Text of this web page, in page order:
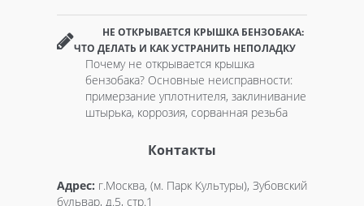
НЕ ОТКРЫВАЕТСЯ КРЫШКА БЕНЗОБАКА:
ЧТО ДЕЛАТЬ И КАК УСТРАНИТЬ НЕПОЛАДКУ
Почему не открывается крышка
бензобака? Основные неисправности:
примерзание уплотнителя, заклинивание
штырька, коррозия, сорванная резьба
Контакты
Адрес: г.Москва, (м. Парк Культуры), Зубовский
бульвар, д.5, стр.1